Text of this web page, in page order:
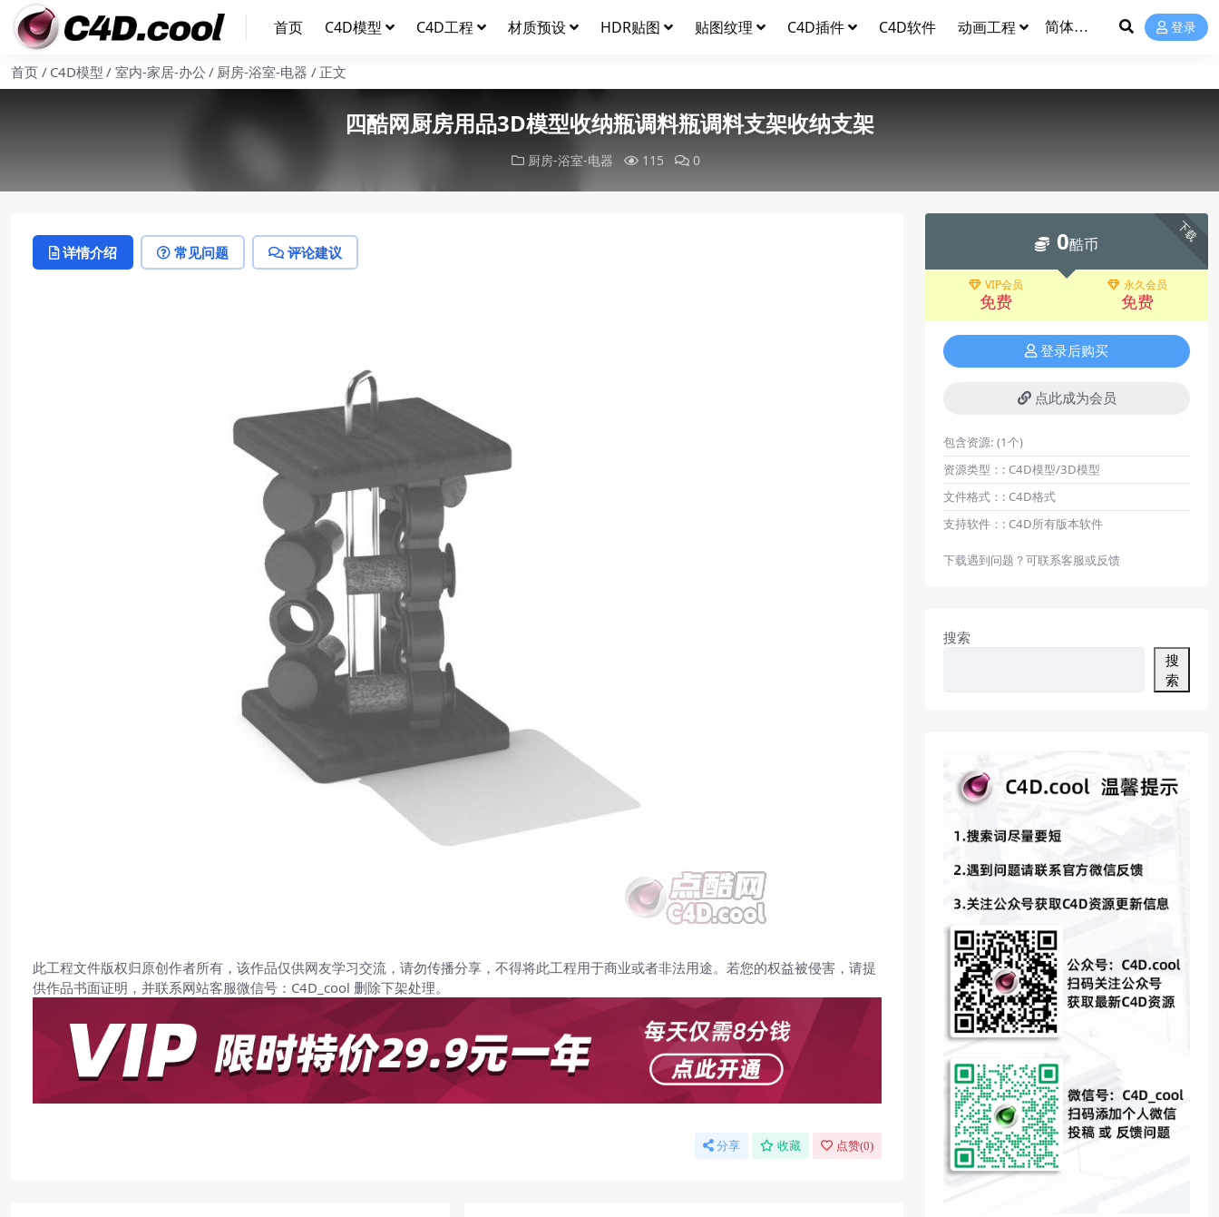
首页 C4D模型 C4D工程 材质预设 HDR贴图 贴图纹理 C4D插件 C4D软件 动画工程 登录
首页 C4D模型 室内-家居-办公 厨房-浴室-电器 正文
四酷网厨房用品3D模型收纳瓶调料瓶调料支架收纳支架
厨房-浴室-电器 115 0
详情介绍 常见问题 评论建议
此工程文件版权归原创作者所有，该作品仅供网友学习交流，请勿传播分享，不得将此工程用于商业或者非法用途。若您的权益被侵害，请提
供作品书面证明，并联系网站客服微信号：C4D_cool 删除下架处理。
分享 收藏 点赞(0)
下载
0酷币
VIP会员
免费
永久会员
免费
登录后购买
点此成为会员
包含资源: (1个)
资源类型：: C4D模型/3D模型
文件格式：: C4D格式
支持软件：: C4D所有版本软件
下载遇到问题？可联系客服或反馈
搜索
搜
索